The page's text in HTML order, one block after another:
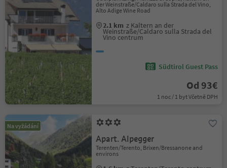
der Weinstraße/Caldaro sulla Strada del Vino,
Alto Adige Wine Road
2.1 km z Kaltern an der
Weinstraße/Caldaro sulla Strada del
Vino centrum
Südtirol Guest Pass
Od 93€
1 noc / 1 byt Včetně DPH
Na vyžádání
Apart. Alpegger
Terenten/Terento, Brixen/Bressanone and
environs